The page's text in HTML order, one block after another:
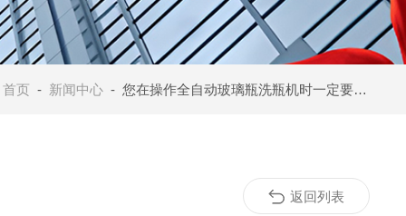
首页 - 新闻中心 - 您在操作全自动玻璃瓶洗瓶机时一定要遵守以下这些规程
返回列表